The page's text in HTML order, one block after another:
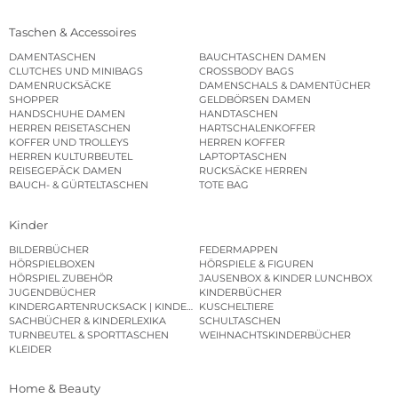
Taschen & Accessoires
DAMENTASCHEN
BAUCHTASCHEN DAMEN
CLUTCHES UND MINIBAGS
CROSSBODY BAGS
DAMENRUCKSÄCKE
DAMENSCHALS & DAMENTÜCHER
SHOPPER
GELDBÖRSEN DAMEN
HANDSCHUHE DAMEN
HANDTASCHEN
HERREN REISETASCHEN
HARTSCHALENKOFFER
KOFFER UND TROLLEYS
HERREN KOFFER
HERREN KULTURBEUTEL
LAPTOPTASCHEN
REISEGEPÄCK DAMEN
RUCKSÄCKE HERREN
BAUCH- & GÜRTELTASCHEN
TOTE BAG
Kinder
BILDERBÜCHER
FEDERMAPPEN
HÖRSPIELBOXEN
HÖRSPIELE & FIGUREN
HÖRSPIEL ZUBEHÖR
JAUSENBOX & KINDER LUNCHBOX
JUGENDBÜCHER
KINDERBÜCHER
KINDERGARTENRUCKSACK | KINDERGARTENBEUTEL
KUSCHELTIERE
SACHBÜCHER & KINDERLEXIKA
SCHULTASCHEN
TURNBEUTEL & SPORTTASCHEN
WEIHNACHTSKINDERBÜCHER
KLEIDER
Home & Beauty